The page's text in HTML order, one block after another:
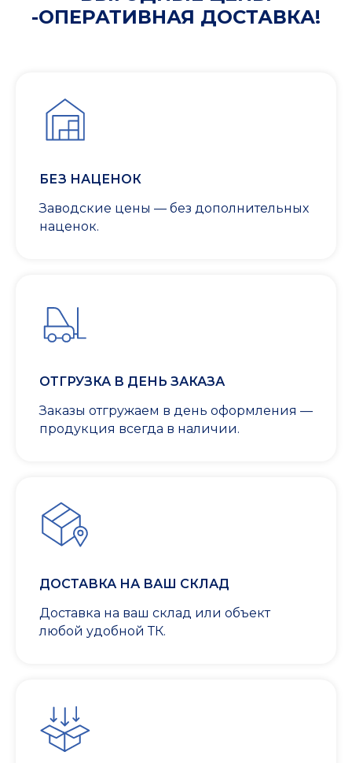
-ОПЕРАТИВНАЯ ДОСТАВКА!
БЕЗ НАЦЕНОК
Заводские цены — без дополнительных
наценок.
ОТГРУЗКА В ДЕНЬ ЗАКАЗА
Заказы отгружаем в день оформления —
продукция всегда в наличии.
ДОСТАВКА НА ВАШ СКЛАД
Доставка на ваш склад или объект
любой удобной ТК.